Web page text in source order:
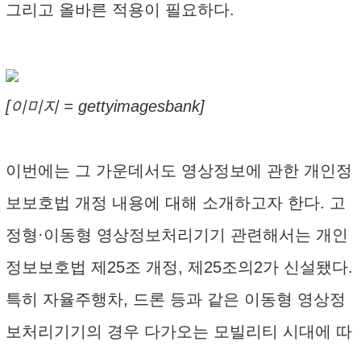
그리고 올바른 적용이 필요하다.
[이미지 = gettyimagesbank]
이번에는 그 가운데서도 영상정보에 관한 개인정
보보호법 개정 내용에 대해 소개하고자 한다. 고
정형·이동형 영상정보처리기기 관련해서는 개인
정보보호법 제25조 개정, 제25조의2가 신설됐다.
특히 자율주행차, 드론 등과 같은 이동형 영상정
보처리기기의 경우 다가오는 모빌리티 시대에 따